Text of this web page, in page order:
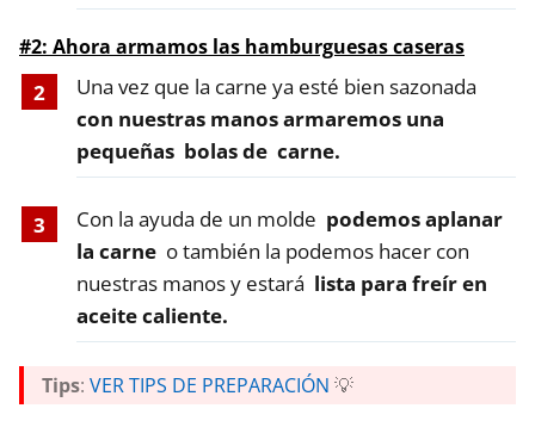
#2: Ahora armamos las hamburguesas caseras
Una vez que la carne ya esté bien sazonada
con nuestras manos armaremos una
pequeñas bolas de carne.
Con la ayuda de un molde podemos aplanar
la carne o también la podemos hacer con
nuestras manos y estará lista para freír en
aceite caliente.
Tips: VER TIPS DE PREPARACIÓN 💡